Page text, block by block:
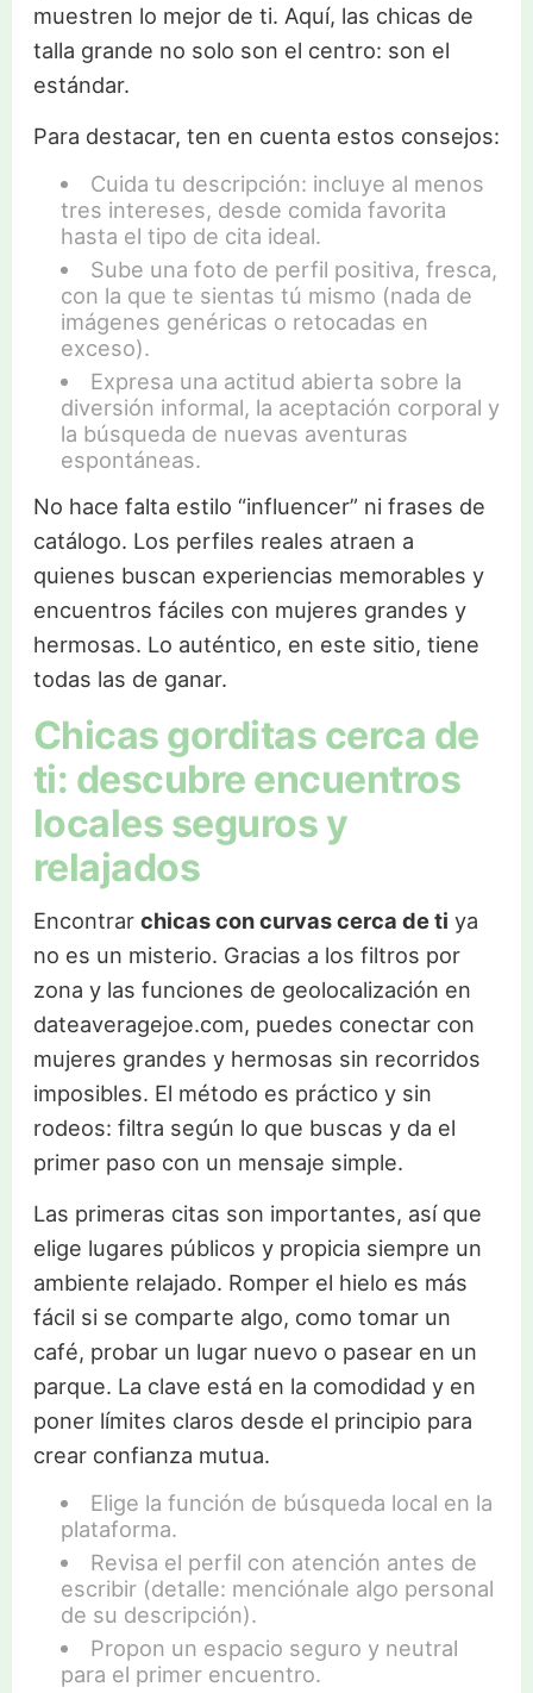
muestren lo mejor de ti. Aquí, las chicas de
talla grande no solo son el centro: son el
estándar.
Para destacar, ten en cuenta estos consejos:
Cuida tu descripción: incluye al menos
tres intereses, desde comida favorita
hasta el tipo de cita ideal.
Sube una foto de perfil positiva, fresca,
con la que te sientas tú mismo (nada de
imágenes genéricas o retocadas en
exceso).
Expresa una actitud abierta sobre la
diversión informal, la aceptación corporal y
la búsqueda de nuevas aventuras
espontáneas.
No hace falta estilo “influencer” ni frases de
catálogo. Los perfiles reales atraen a
quienes buscan experiencias memorables y
encuentros fáciles con mujeres grandes y
hermosas. Lo auténtico, en este sitio, tiene
todas las de ganar.
Chicas gorditas cerca de
ti: descubre encuentros
locales seguros y
relajados
Encontrar chicas con curvas cerca de ti ya
no es un misterio. Gracias a los filtros por
zona y las funciones de geolocalización en
dateaveragejoe.com, puedes conectar con
mujeres grandes y hermosas sin recorridos
imposibles. El método es práctico y sin
rodeos: filtra según lo que buscas y da el
primer paso con un mensaje simple.
Las primeras citas son importantes, así que
elige lugares públicos y propicia siempre un
ambiente relajado. Romper el hielo es más
fácil si se comparte algo, como tomar un
café, probar un lugar nuevo o pasear en un
parque. La clave está en la comodidad y en
poner límites claros desde el principio para
crear confianza mutua.
Elige la función de búsqueda local en la
plataforma.
Revisa el perfil con atención antes de
escribir (detalle: menciónale algo personal
de su descripción).
Propon un espacio seguro y neutral
para el primer encuentro.